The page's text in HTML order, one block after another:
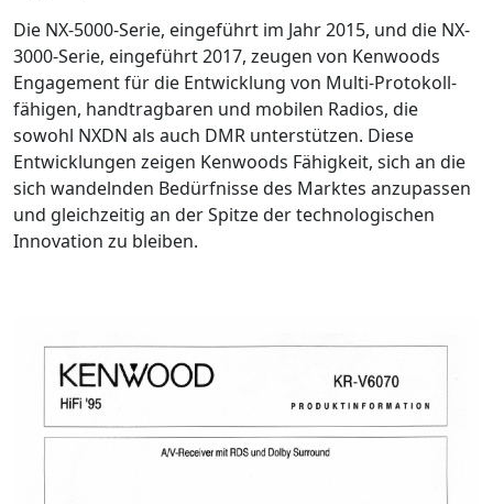
Die NX-5000-Serie, eingeführt im Jahr 2015, und die NX-
3000-Serie, eingeführt 2017, zeugen von Kenwoods
Engagement für die Entwicklung von Multi-Protokoll-
fähigen, handtragbaren und mobilen Radios, die
sowohl NXDN als auch DMR unterstützen. Diese
Entwicklungen zeigen Kenwoods Fähigkeit, sich an die
sich wandelnden Bedürfnisse des Marktes anzupassen
und gleichzeitig an der Spitze der technologischen
Innovation zu bleiben.